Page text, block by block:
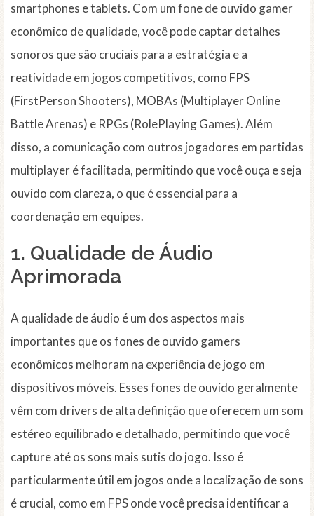
smartphones e tablets. Com um fone de ouvido gamer
econômico de qualidade, você pode captar detalhes
sonoros que são cruciais para a estratégia e a
reatividade em jogos competitivos, como FPS
(FirstPerson Shooters), MOBAs (Multiplayer Online
Battle Arenas) e RPGs (RolePlaying Games). Além
disso, a comunicação com outros jogadores em partidas
multiplayer é facilitada, permitindo que você ouça e seja
ouvido com clareza, o que é essencial para a
coordenação em equipes.
1. Qualidade de Áudio
Aprimorada
A qualidade de áudio é um dos aspectos mais
importantes que os fones de ouvido gamers
econômicos melhoram na experiência de jogo em
dispositivos móveis. Esses fones de ouvido geralmente
vêm com drivers de alta definição que oferecem um som
estéreo equilibrado e detalhado, permitindo que você
capture até os sons mais sutis do jogo. Isso é
particularmente útil em jogos onde a localização de sons
é crucial, como em FPS onde você precisa identificar a